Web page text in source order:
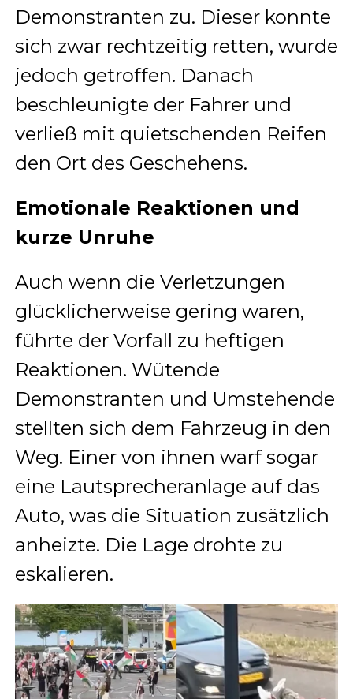
Demonstranten zu. Dieser konnte
sich zwar rechtzeitig retten, wurde
jedoch getroffen. Danach
beschleunigte der Fahrer und
verließ mit quietschenden Reifen
den Ort des Geschehens.
Emotionale Reaktionen und
kurze Unruhe
Auch wenn die Verletzungen
glücklicherweise gering waren,
führte der Vorfall zu heftigen
Reaktionen. Wütende
Demonstranten und Umstehende
stellten sich dem Fahrzeug in den
Weg. Einer von ihnen warf sogar
eine Lautsprecheranlage auf das
Auto, was die Situation zusätzlich
anheizte. Die Lage drohte zu
eskalieren.